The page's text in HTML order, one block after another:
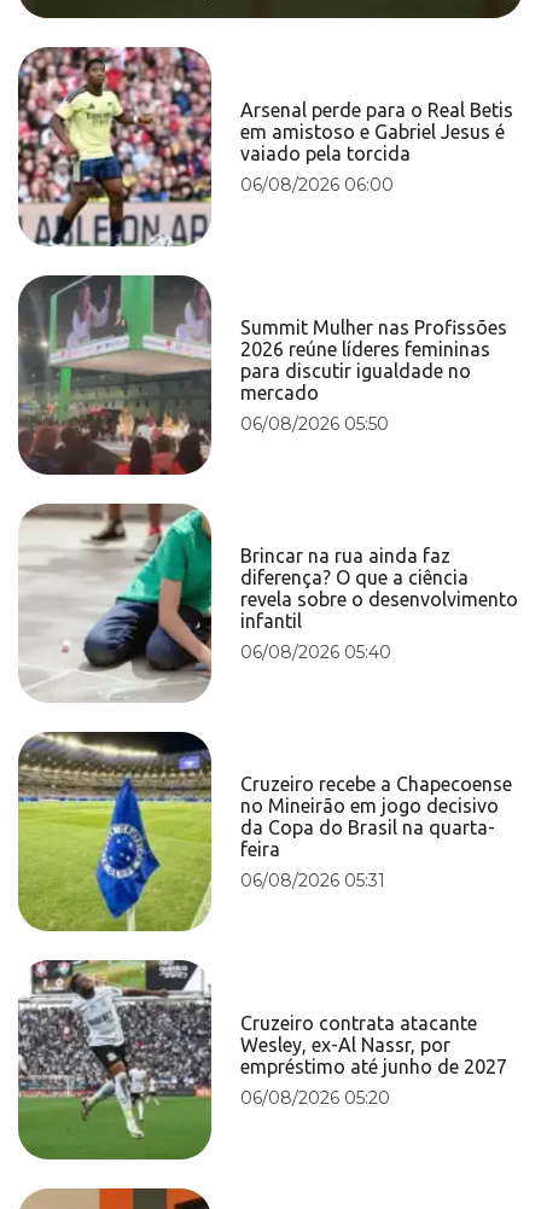
Arsenal perde para o Real Betis
em amistoso e Gabriel Jesus é
vaiado pela torcida
06/08/2026 06:00
Summit Mulher nas Profissões
2026 reúne líderes femininas
para discutir igualdade no
mercado
06/08/2026 05:50
Brincar na rua ainda faz
diferença? O que a ciência
revela sobre o desenvolvimento
infantil
06/08/2026 05:40
Cruzeiro recebe a Chapecoense
no Mineirão em jogo decisivo
da Copa do Brasil na quarta-
feira
06/08/2026 05:31
Cruzeiro contrata atacante
Wesley, ex-Al Nassr, por
empréstimo até junho de 2027
06/08/2026 05:20